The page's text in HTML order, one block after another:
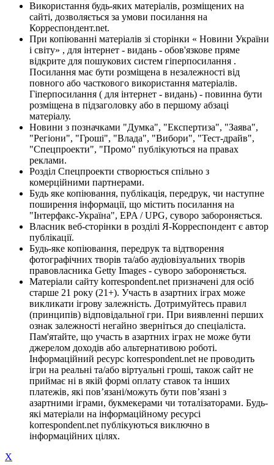
Використання будь-яких матеріалів, розміщених на
сайті, дозволяється за умови посилання на
Корреспондент.net.
При копіюванні матеріалів зі сторінки « Новини України
і світу» , для інтернет - видань - обов'язкове пряме
відкрите для пошукових систем гіперпосилання .
Посилання має бути розміщена в незалежності від
повного або часткового використання матеріалів.
Гіперпосилання ( для інтернет - видань) - повинна бути
розміщена в підзаголовку або в першому абзаці
матеріалу.
Новини з позначками "Думка", "Експертиза", "Заява",
"Регіони", "Гроші", "Влада", "Вибори", "Тест-драйв",
"Спецпроекти", "Промо" публікуються на правах
реклами.
Розділ Спецпроекти створюється спільно з
комерційними партнерами.
Будь яке копіювання, публікація, передрук, чи наступне
поширення інформації, що містить посилання на
"Інтерфакс-Україна", EPA / UPG, суворо забороняється.
Власник веб-сторінки в розділі Я-Корреспондент є автор
публікації.
Будь-яке копіювання, передрук та відтворення
фотографічних творів та/або аудіовізуальних творів
правовласника Getty Images - суворо забороняється.
Матеріали сайту korrespondent.net призначені для осіб
старше 21 року (21+). Участь в азартних іграх може
викликати ігрову залежність. Дотримуйтесь правил
(принципів) відповідальної гри. При виявленні перших
ознак залежності негайно зверніться до спеціаліста.
Пам'ятайте, що участь в азартних іграх не може бути
джерелом доходів або альтернативою роботі.
Інформаційний ресурс korrespondent.net не проводить
ігри на реальні та/або віртуальні гроші, також сайт не
приймає ні в якій формі оплату ставок та інших
платежів, які пов’язані/можуть бути пов’язані з
азартними іграми, букмекерами чи тоталізаторами. Будь-
які матеріали на інформаційному ресурсі
korrespondent.net публікуються виключно в
інформаційних цілях.
X